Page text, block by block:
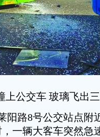
上公交车 玻璃飞出
路8号公交站点附
一辆大客车突然急